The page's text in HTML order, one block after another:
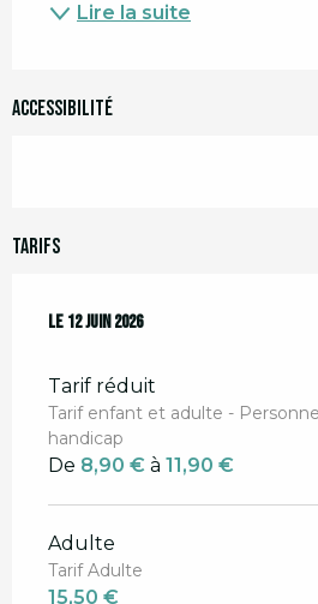
Lire la suite
Accessibilité
Tarifs
Le 12 juin 2026
Le 12 juin 2026
Tarif réduit
Tarif enfant et adulte -
handicap
De 8,90 € à 11,90 €
Adulte
Tarif Adulte
15,50 €